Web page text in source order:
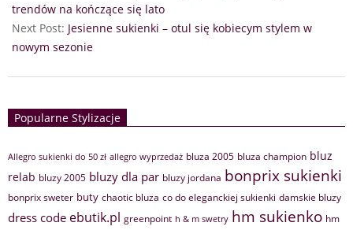
trendów na kończące się lato
Next Post: Jesienne sukienki – otul się kobiecym stylem w
nowym sezonie
Popularne Stylizacje
Allegro sukienki do 50 zł allegro wyprzedaż bluza 2005 bluza champion bluz
relab bluzy 2005 bluzy dla par bluzy jordana bonprix sukienki
bonprix sweter buty chaotic bluza co do eleganckiej sukienki damskie bluzy
dress code ebutik.pl greenpoint h & m swetry hm sukienko hm